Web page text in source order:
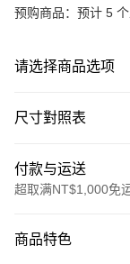
预购商品：预计 5
请选择商品选项
尺寸對照表
付款与运送
超取满NT$1,000免
信用卡一次付款
商品特色